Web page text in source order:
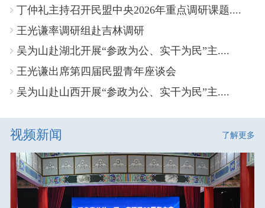
丁仲礼主持召开民盟中央2026年重点调研课题....
王光谦率调研组赴吉林调研
吴为山赴湖北开展“参政为公、实干为民”主....
王光谦出席第四届民盟青年座谈会
吴为山赴山西开展“参政为公、实干为民”主....
视频新闻 了解更多